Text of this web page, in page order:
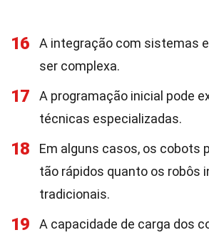
16
A integração com sistemas
ser complexa.
17
A programação inicial pode
técnicas especializadas.
18
Em alguns casos, os cobots
tão rápidos quanto os robôs
tradicionais.
19
A capacidade de carga dos